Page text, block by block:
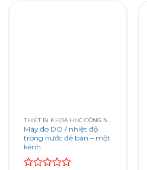
Máy đo DO / nhiệt độ
trong nước để bàn – một
kênh